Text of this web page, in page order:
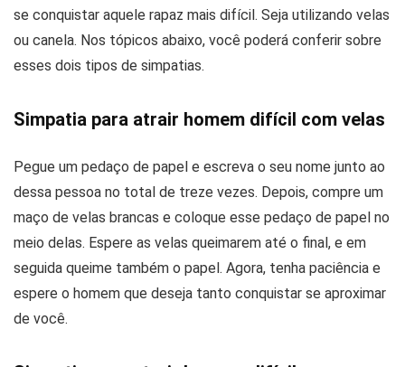
se conquistar aquele rapaz mais difícil. Seja utilizando velas
ou canela. Nos tópicos abaixo, você poderá conferir sobre
esses dois tipos de simpatias.
Simpatia para atrair homem difícil com velas
Pegue um pedaço de papel e escreva o seu nome junto ao
dessa pessoa no total de treze vezes. Depois, compre um
maço de velas brancas e coloque esse pedaço de papel no
meio delas. Espere as velas queimarem até o final, e em
seguida queime também o papel. Agora, tenha paciência e
espere o homem que deseja tanto conquistar se aproximar
de você.